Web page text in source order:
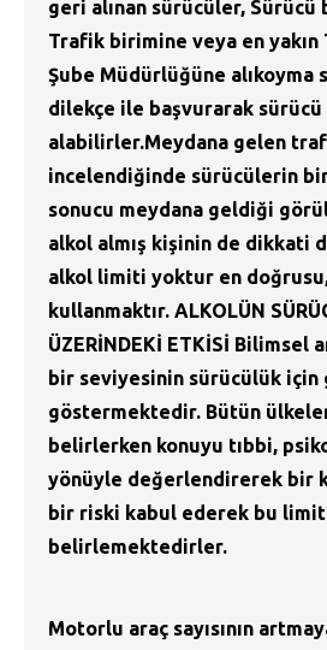
geri alınan sürücüler, Sürücü
Trafik birimine veya en
Şube Müdürlüğüne alıkoyma
dilekçe ile başvurarak
alabilirler.Meydana gelen
incelendiğinde sürücülerin
sonucu meydana geldiği
alkol almış kişinin de dikkati
alkol limiti yoktur en
kullanmaktır. ALKOLÜN
ÜZERİNDEKİ ETKİSİ Bilimsel
bir seviyesinin sürücülük için
göstermektedir. Bütün
belirlerken konuyu tıbbi,
yönüyle değerlendirerek bir
bir riski kabul ederek bu
belirlemektedirler.
Motorlu araç sayısının